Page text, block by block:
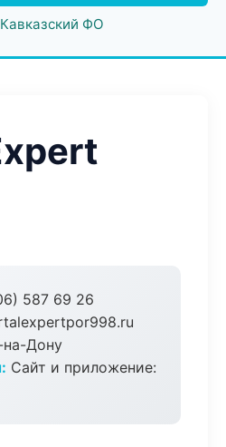
ФО
587 69 26
на-Дону
Сайт и приложение: